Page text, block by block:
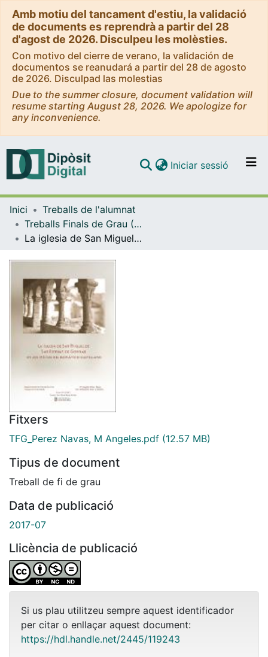
Amb motiu del tancament d'estiu, la validació
de documents es reprendrà a partir del 28
d'agost de 2026. Disculpeu les molèsties.
Con motivo del cierre de verano, la validación de
documentos se reanudará a partir del 28 de agosto
de 2026. Disculpad las molestias
Due to the summer closure, document validation will
resume starting August 28, 2026. We apologize for
any inconvenience.
Navega per tot el DD
Com publicar
Iniciar sessió (current)
Inici
Treballs de l'alumnat
Treballs Finals de Grau (TFG) - Història de l'Art
La iglesia de San Miguel de San Esteban de Gormaz en los inicios del románico castellano
Fitxers
TFG_Perez Navas, M Angeles.pdf (12.57 MB)
Tipus de document
Treball de fi de grau
Data de publicació
2017-07
Llicència de publicació
Si us plau utilitzeu sempre aquest identificador
per citar o enllaçar aquest document:
https://hdl.handle.net/2445/119243